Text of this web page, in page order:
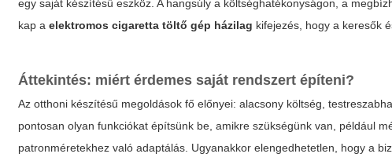
egy saját készítésű eszköz. A hangsúly a költséghatékonyságon, a
kap aelektromos cigaretta töltő gép házilag kifejezés, hogy a keresők
Áttekintés: miért érdemes saját rendszert építeni?
Az otthoni készítésű megoldások fő előnyei: alacsony költség,
pontosan olyan funkciókat építsünk be, amikre szükségünk van, például
patronméretekhez való adaptálás. Ugyanakkor elengedhetetlen, hogy a